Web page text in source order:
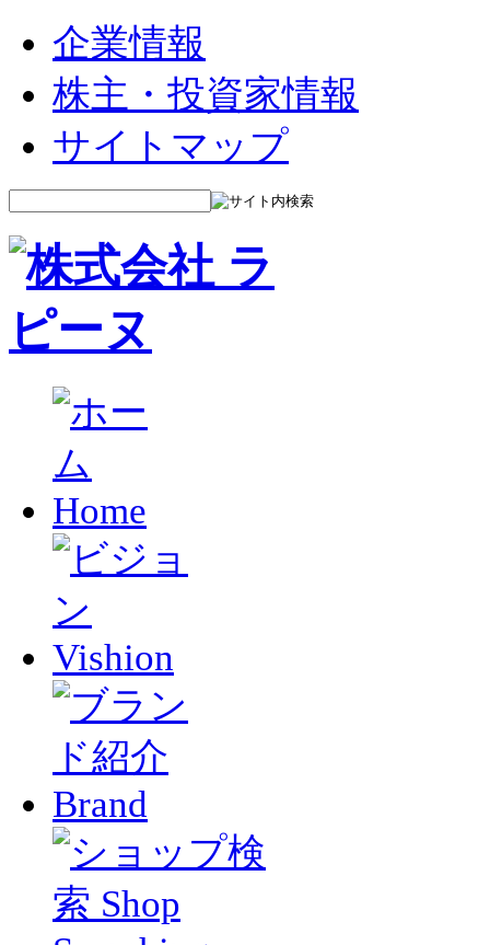
企業情報
株主・投資家情報
サイトマップ